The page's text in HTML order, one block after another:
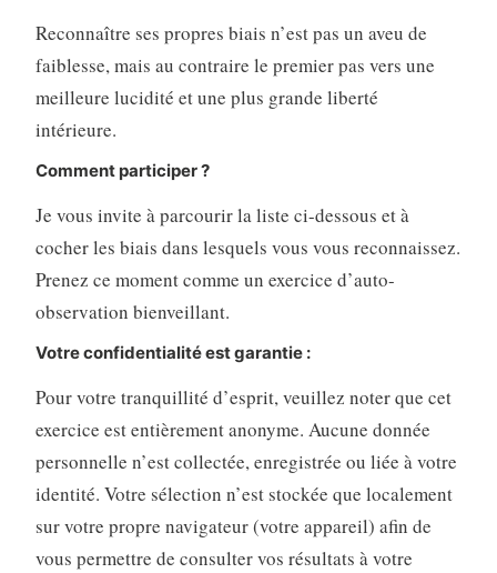
Reconnaître ses propres biais n’est pas un aveu de
faiblesse, mais au contraire le premier pas vers une
meilleure lucidité et une plus grande liberté
intérieure.
Comment participer ?
Je vous invite à parcourir la liste ci-dessous et à
cocher les biais dans lesquels vous vous reconnaissez.
Prenez ce moment comme un exercice d’auto-
observation bienveillant.
Votre confidentialité est garantie :
Pour votre tranquillité d’esprit, veuillez noter que cet
exercice est entièrement anonyme. Aucune donnée
personnelle n’est collectée, enregistrée ou liée à votre
identité. Votre sélection n’est stockée que localement
sur votre propre navigateur (votre appareil) afin de
vous permettre de consulter vos résultats à votre